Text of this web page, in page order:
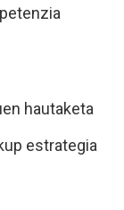
hautaketa
estrategia